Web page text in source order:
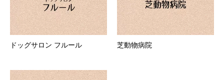
ドッグサロン フルール 芝動物病院